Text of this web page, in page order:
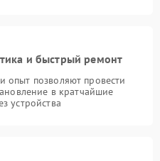
и быстрый ремонт
позволяют провести
в кратчайшие
устройства